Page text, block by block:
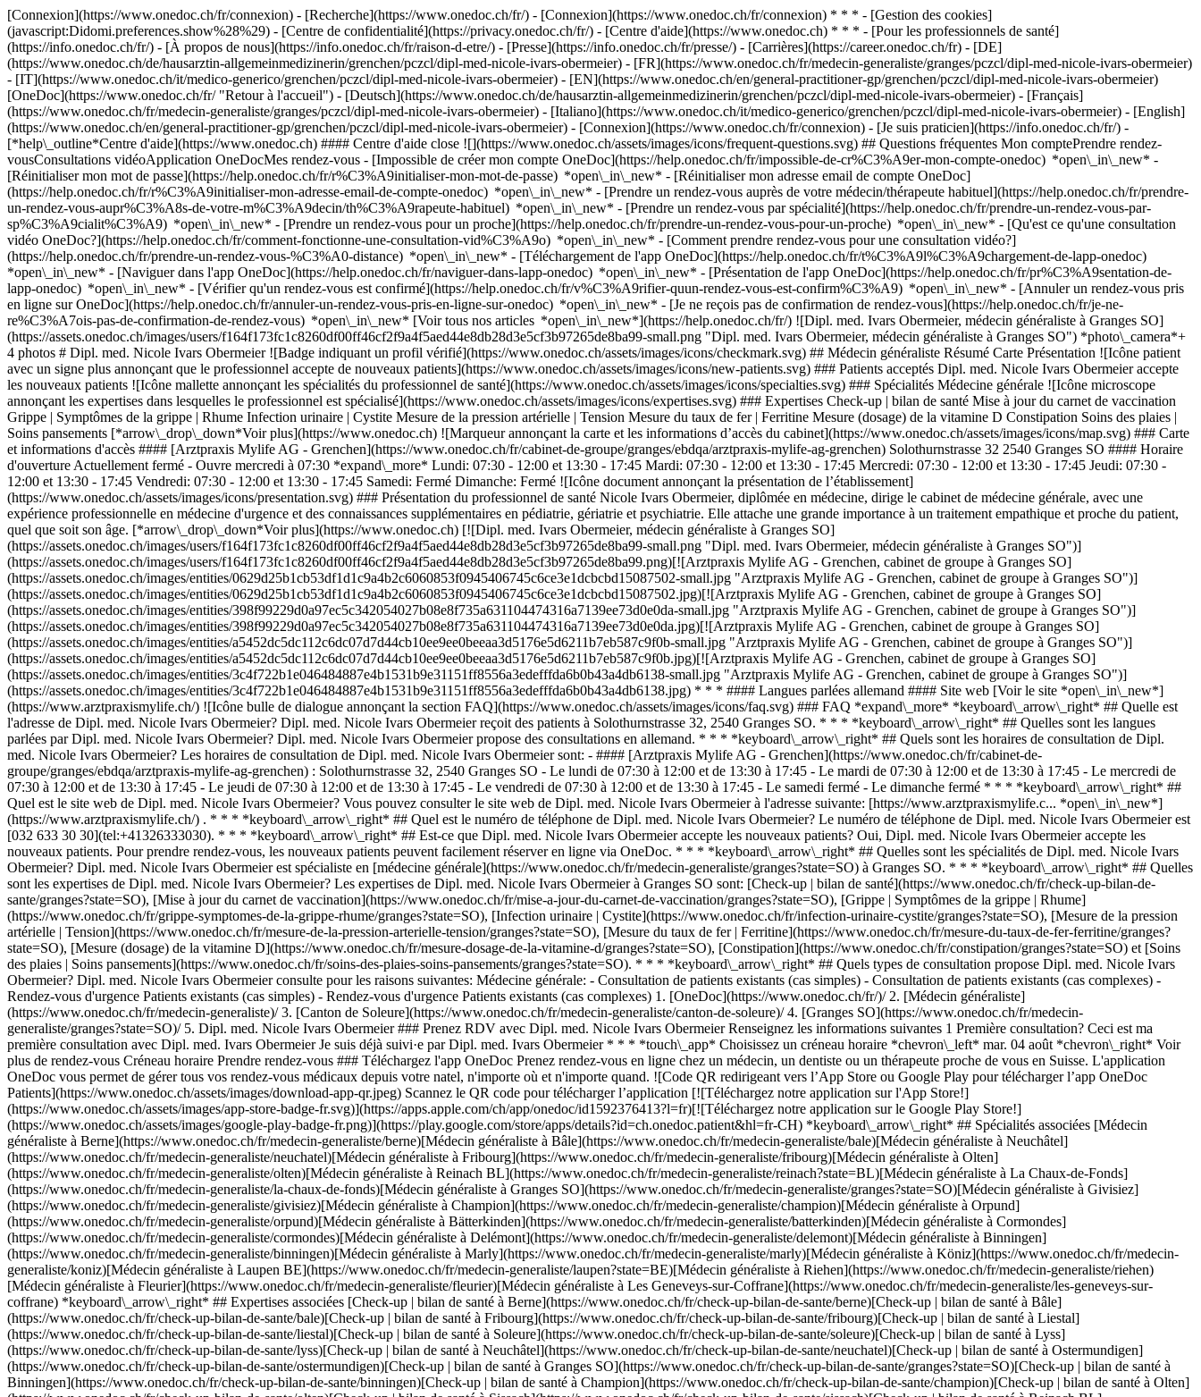
[Connexion](https://www.onedoc.ch/fr/connexion) - [Recherche](https://www.onedoc.ch/fr/) - [Connexion](https://www.onedoc.ch/fr/connexion) * * * - [Gestion des cookies]
(javascript:Didomi.preferences.show%28%29) - [Centre de confidentialité](https://privacy.onedoc.ch/fr/) - [Centre d'aide](https://www.onedoc.ch) * * * - [Pour les professionnels de santé]
(https://info.onedoc.ch/fr/) - [À propos de nous](https://info.onedoc.ch/fr/raison-d-etre/) - [Presse](https://info.onedoc.ch/fr/presse/) - [Carrières](https://career.onedoc.ch/fr) - [DE]
(https://www.onedoc.ch/de/hausarztin-allgemeinmedizinerin/grenchen/pczcl/dipl-med-nicole-ivars-obermeier) - [FR](https://www.onedoc.ch/fr/medecin-generaliste/granges/pczcl/dipl-med-nicole-ivars-obermeier)
- [IT](https://www.onedoc.ch/it/medico-generico/grenchen/pczcl/dipl-med-nicole-ivars-obermeier) - [EN](https://www.onedoc.ch/en/general-practitioner-gp/grenchen/pczcl/dipl-med-nicole-ivars-obermeier)
[OneDoc](https://www.onedoc.ch/fr/ "Retour à l'accueil") - [Deutsch](https://www.onedoc.ch/de/hausarztin-allgemeinmedizinerin/grenchen/pczcl/dipl-med-nicole-ivars-obermeier) - [Français]
(https://www.onedoc.ch/fr/medecin-generaliste/granges/pczcl/dipl-med-nicole-ivars-obermeier) - [Italiano](https://www.onedoc.ch/it/medico-generico/grenchen/pczcl/dipl-med-nicole-ivars-obermeier) - [English]
(https://www.onedoc.ch/en/general-practitioner-gp/grenchen/pczcl/dipl-med-nicole-ivars-obermeier) - [Connexion](https://www.onedoc.ch/fr/connexion) - [Je suis praticien](https://info.onedoc.ch/fr/) -
[*help\_outline*Centre d'aide](https://www.onedoc.ch) #### Centre d'aide close ![](https://www.onedoc.ch/assets/images/icons/frequent-questions.svg) ## Questions fréquentes Mon comptePrendre rendez-
vousConsultations vidéoApplication OneDocMes rendez-vous - [Impossible de créer mon compte OneDoc](https://help.onedoc.ch/fr/impossible-de-cr%C3%A9er-mon-compte-onedoc) *open\_in\_new* -
[Réinitialiser mon mot de passe](https://help.onedoc.ch/fr/r%C3%A9initialiser-mon-mot-de-passe) *open\_in\_new* - [Réinitialiser mon adresse email de compte OneDoc]
(https://help.onedoc.ch/fr/r%C3%A9initialiser-mon-adresse-email-de-compte-onedoc) *open\_in\_new* - [Prendre un rendez-vous auprès de votre médecin/thérapeute habituel](https://help.onedoc.ch/fr/prendre-
un-rendez-vous-aupr%C3%A8s-de-votre-m%C3%A9decin/th%C3%A9rapeute-habituel) *open\_in\_new* - [Prendre un rendez-vous par spécialité](https://help.onedoc.ch/fr/prendre-un-rendez-vous-par-
sp%C3%A9cialit%C3%A9) *open\_in\_new* - [Prendre un rendez-vous pour un proche](https://help.onedoc.ch/fr/prendre-un-rendez-vous-pour-un-proche) *open\_in\_new* - [Qu'est ce qu'une consultation
vidéo OneDoc?](https://help.onedoc.ch/fr/comment-fonctionne-une-consultation-vid%C3%A9o) *open\_in\_new* - [Comment prendre rendez-vous pour une consultation vidéo?]
(https://help.onedoc.ch/fr/prendre-un-rendez-vous-%C3%A0-distance) *open\_in\_new* - [Téléchargement de l'app OneDoc](https://help.onedoc.ch/fr/t%C3%A9l%C3%A9chargement-de-lapp-onedoc)
*open\_in\_new* - [Naviguer dans l'app OneDoc](https://help.onedoc.ch/fr/naviguer-dans-lapp-onedoc) *open\_in\_new* - [Présentation de l'app OneDoc](https://help.onedoc.ch/fr/pr%C3%A9sentation-de-
lapp-onedoc) *open\_in\_new* - [Vérifier qu'un rendez-vous est confirmé](https://help.onedoc.ch/fr/v%C3%A9rifier-quun-rendez-vous-est-confirm%C3%A9) *open\_in\_new* - [Annuler un rendez-vous pris
en ligne sur OneDoc](https://help.onedoc.ch/fr/annuler-un-rendez-vous-pris-en-ligne-sur-onedoc) *open\_in\_new* - [Je ne reçois pas de confirmation de rendez-vous](https://help.onedoc.ch/fr/je-ne-
re%C3%A7ois-pas-de-confirmation-de-rendez-vous) *open\_in\_new* [Voir tous nos articles *open\_in\_new*](https://help.onedoc.ch/fr/) ![Dipl. med. Ivars Obermeier, médecin généraliste à Granges SO]
(https://assets.onedoc.ch/images/users/f164f173fc1c8260df00ff46cf2f9a4f5aed44e8db28d3e5cf3b97265de8ba99-small.png "Dipl. med. Ivars Obermeier, médecin généraliste à Granges SO") *photo\_camera*+
4 photos # Dipl. med. Nicole Ivars Obermeier ![Badge indiquant un profil vérifié](https://www.onedoc.ch/assets/images/icons/checkmark.svg) ## Médecin généraliste Résumé Carte Présentation ![Icône patient
avec un signe plus annonçant que le professionnel accepte de nouveaux patients](https://www.onedoc.ch/assets/images/icons/new-patients.svg) ### Patients acceptés Dipl. med. Nicole Ivars Obermeier accepte
les nouveaux patients ![Icône mallette annonçant les spécialités du professionnel de santé](https://www.onedoc.ch/assets/images/icons/specialties.svg) ### Spécialités Médecine générale ![Icône microscope
annonçant les expertises dans lesquelles le professionnel est spécialisé](https://www.onedoc.ch/assets/images/icons/expertises.svg) ### Expertises Check-up | bilan de santé Mise à jour du carnet de vaccination
Grippe | Symptômes de la grippe | Rhume Infection urinaire | Cystite Mesure de la pression artérielle | Tension Mesure du taux de fer | Ferritine Mesure (dosage) de la vitamine D Constipation Soins des plaies |
Soins pansements [*arrow\_drop\_down*Voir plus](https://www.onedoc.ch) ![Marqueur annonçant la carte et les informations d’accès du cabinet](https://www.onedoc.ch/assets/images/icons/map.svg) ### Carte
et informations d'accès #### [Arztpraxis Mylife AG - Grenchen](https://www.onedoc.ch/fr/cabinet-de-groupe/granges/ebdqa/arztpraxis-mylife-ag-grenchen) Solothurnstrasse 32 2540 Granges SO #### Horaire
d'ouverture Actuellement fermé - Ouvre mercredi à 07:30 *expand\_more* Lundi: 07:30 - 12:00 et 13:30 - 17:45 Mardi: 07:30 - 12:00 et 13:30 - 17:45 Mercredi: 07:30 - 12:00 et 13:30 - 17:45 Jeudi: 07:30 -
12:00 et 13:30 - 17:45 Vendredi: 07:30 - 12:00 et 13:30 - 17:45 Samedi: Fermé Dimanche: Fermé ![Icône document annonçant la présentation de l’établissement]
(https://www.onedoc.ch/assets/images/icons/presentation.svg) ### Présentation du professionnel de santé Nicole Ivars Obermeier, diplômée en médecine, dirige le cabinet de médecine générale, avec une
expérience professionnelle en médecine d'urgence et des connaissances supplémentaires en pédiatrie, gériatrie et psychiatrie. Elle attache une grande importance à un traitement empathique et proche du patient,
quel que soit son âge. [*arrow\_drop\_down*Voir plus](https://www.onedoc.ch) [![Dipl. med. Ivars Obermeier, médecin généraliste à Granges SO]
(https://assets.onedoc.ch/images/users/f164f173fc1c8260df00ff46cf2f9a4f5aed44e8db28d3e5cf3b97265de8ba99-small.png "Dipl. med. Ivars Obermeier, médecin généraliste à Granges SO")]
(https://assets.onedoc.ch/images/users/f164f173fc1c8260df00ff46cf2f9a4f5aed44e8db28d3e5cf3b97265de8ba99.png)[![Arztpraxis Mylife AG - Grenchen, cabinet de groupe à Granges SO]
(https://assets.onedoc.ch/images/entities/0629d25b1cb53df1d1c9a4b2c6060853f0945406745c6ce3e1dcbcbd15087502-small.jpg "Arztpraxis Mylife AG - Grenchen, cabinet de groupe à Granges SO")]
(https://assets.onedoc.ch/images/entities/0629d25b1cb53df1d1c9a4b2c6060853f0945406745c6ce3e1dcbcbd15087502.jpg)[![Arztpraxis Mylife AG - Grenchen, cabinet de groupe à Granges SO]
(https://assets.onedoc.ch/images/entities/398f99229d0a97ec5c342054027b08e8f735a631104474316a7139ee73d0e0da-small.jpg "Arztpraxis Mylife AG - Grenchen, cabinet de groupe à Granges SO")]
(https://assets.onedoc.ch/images/entities/398f99229d0a97ec5c342054027b08e8f735a631104474316a7139ee73d0e0da.jpg)[![Arztpraxis Mylife AG - Grenchen, cabinet de groupe à Granges SO]
(https://assets.onedoc.ch/images/entities/a5452dc5dc112c6dc07d7d44cb10ee9ee0beeaa3d5176e5d6211b7eb587c9f0b-small.jpg "Arztpraxis Mylife AG - Grenchen, cabinet de groupe à Granges SO")]
(https://assets.onedoc.ch/images/entities/a5452dc5dc112c6dc07d7d44cb10ee9ee0beeaa3d5176e5d6211b7eb587c9f0b.jpg)[![Arztpraxis Mylife AG - Grenchen, cabinet de groupe à Granges SO]
(https://assets.onedoc.ch/images/entities/3c4f722b1e046484887e4b1531b9e31151ff8556a3edefffda6b0b43a4db6138-small.jpg "Arztpraxis Mylife AG - Grenchen, cabinet de groupe à Granges SO")]
(https://assets.onedoc.ch/images/entities/3c4f722b1e046484887e4b1531b9e31151ff8556a3edefffda6b0b43a4db6138.jpg) * * * #### Langues parlées allemand #### Site web [Voir le site *open\_in\_new*]
(https://www.arztpraxismylife.ch/) ![Icône bulle de dialogue annonçant la section FAQ](https://www.onedoc.ch/assets/images/icons/faq.svg) ### FAQ *expand\_more* *keyboard\_arrow\_right* ## Quelle est
l'adresse de Dipl. med. Nicole Ivars Obermeier? Dipl. med. Nicole Ivars Obermeier reçoit des patients à Solothurnstrasse 32, 2540 Granges SO. * * * *keyboard\_arrow\_right* ## Quelles sont les langues
parlées par Dipl. med. Nicole Ivars Obermeier? Dipl. med. Nicole Ivars Obermeier propose des consultations en allemand. * * * *keyboard\_arrow\_right* ## Quels sont les horaires de consultation de Dipl.
med. Nicole Ivars Obermeier? Les horaires de consultation de Dipl. med. Nicole Ivars Obermeier sont: - #### [Arztpraxis Mylife AG - Grenchen](https://www.onedoc.ch/fr/cabinet-de-
groupe/granges/ebdqa/arztpraxis-mylife-ag-grenchen) : Solothurnstrasse 32, 2540 Granges SO - Le lundi de 07:30 à 12:00 et de 13:30 à 17:45 - Le mardi de 07:30 à 12:00 et de 13:30 à 17:45 - Le mercredi de
07:30 à 12:00 et de 13:30 à 17:45 - Le jeudi de 07:30 à 12:00 et de 13:30 à 17:45 - Le vendredi de 07:30 à 12:00 et de 13:30 à 17:45 - Le samedi fermé - Le dimanche fermé * * * *keyboard\_arrow\_right* ##
Quel est le site web de Dipl. med. Nicole Ivars Obermeier? Vous pouvez consulter le site web de Dipl. med. Nicole Ivars Obermeier à l'adresse suivante: [https://www.arztpraxismylife.c... *open\_in\_new*]
(https://www.arztpraxismylife.ch/) . * * * *keyboard\_arrow\_right* ## Quel est le numéro de téléphone de Dipl. med. Nicole Ivars Obermeier? Le numéro de téléphone de Dipl. med. Nicole Ivars Obermeier est
[032 633 30 30](tel:+41326333030). * * * *keyboard\_arrow\_right* ## Est-ce que Dipl. med. Nicole Ivars Obermeier accepte les nouveaux patients? Oui, Dipl. med. Nicole Ivars Obermeier accepte les
nouveaux patients. Pour prendre rendez-vous, les nouveaux patients peuvent facilement réserver en ligne via OneDoc. * * * *keyboard\_arrow\_right* ## Quelles sont les spécialités de Dipl. med. Nicole Ivars
Obermeier? Dipl. med. Nicole Ivars Obermeier est spécialiste en [médecine générale](https://www.onedoc.ch/fr/medecin-generaliste/granges?state=SO) à Granges SO. * * * *keyboard\_arrow\_right* ## Quelles
sont les expertises de Dipl. med. Nicole Ivars Obermeier? Les expertises de Dipl. med. Nicole Ivars Obermeier à Granges SO sont: [Check-up | bilan de santé](https://www.onedoc.ch/fr/check-up-bilan-de-
sante/granges?state=SO), [Mise à jour du carnet de vaccination](https://www.onedoc.ch/fr/mise-a-jour-du-carnet-de-vaccination/granges?state=SO), [Grippe | Symptômes de la grippe | Rhume]
(https://www.onedoc.ch/fr/grippe-symptomes-de-la-grippe-rhume/granges?state=SO), [Infection urinaire | Cystite](https://www.onedoc.ch/fr/infection-urinaire-cystite/granges?state=SO), [Mesure de la pression
artérielle | Tension](https://www.onedoc.ch/fr/mesure-de-la-pression-arterielle-tension/granges?state=SO), [Mesure du taux de fer | Ferritine](https://www.onedoc.ch/fr/mesure-du-taux-de-fer-ferritine/granges?
state=SO), [Mesure (dosage) de la vitamine D](https://www.onedoc.ch/fr/mesure-dosage-de-la-vitamine-d/granges?state=SO), [Constipation](https://www.onedoc.ch/fr/constipation/granges?state=SO) et [Soins
des plaies | Soins pansements](https://www.onedoc.ch/fr/soins-des-plaies-soins-pansements/granges?state=SO). * * * *keyboard\_arrow\_right* ## Quels types de consultation propose Dipl. med. Nicole Ivars
Obermeier? Dipl. med. Nicole Ivars Obermeier consulte pour les raisons suivantes: Médecine générale: - Consultation de patients existants (cas simples) - Consultation de patients existants (cas complexes) -
Rendez-vous d'urgence Patients existants (cas simples) - Rendez-vous d'urgence Patients existants (cas complexes) 1. [OneDoc](https://www.onedoc.ch/fr/)/ 2. [Médecin généraliste](https://www.onedoc.ch/fr/medecin-generaliste)/ 3. [Canton de Soleure](https://www.onedoc.ch/fr/medecin-generaliste/canton-de-soleure)/ 4. [Granges SO](https://www.onedoc.ch/fr/medecin-generaliste/granges?state=SO)/ 5. Dipl. med. Nicole Ivars Obermeier ### Prenez RDV avec Dipl. med. Nicole Ivars Obermeier Renseignez les informations suivantes 1 Première consultation? Ceci est ma première consultation avec Dipl. med. Ivars Obermeier Je suis déjà suivi·e par Dipl. med. Ivars Obermeier * * * *touch\_app* Choisissez un créneau horaire *chevron\_left* mar. 04 août *chevron\_right* Voir plus de rendez-vous Créneau horaire Prendre rendez-vous ### Téléchargez l'app OneDoc Prenez rendez-vous en ligne chez un médecin, un dentiste ou un thérapeute proche de vous en Suisse. L'application OneDoc vous permet de gérer tous vos rendez-vous médicaux depuis votre natel, n'importe où et n'importe quand. ![Code QR redirigeant vers l’App Store ou Google Play pour télécharger l’app OneDoc Patients](https://www.onedoc.ch/assets/images/download-app-qr.jpeg) Scannez le QR code pour télécharger l’application [![Téléchargez notre application sur l'App Store!](https://www.onedoc.ch/assets/images/app-store-badge-fr.svg)](https://apps.apple.com/ch/app/onedoc/id1592376413?l=fr)[![Téléchargez notre application sur le Google Play Store!](https://www.onedoc.ch/assets/images/google-play-badge-fr.png)](https://play.google.com/store/apps/details?id=ch.onedoc.patient&hl=fr-CH) *keyboard\_arrow\_right* ## Spécialités associées [Médecin généraliste à Berne](https://www.onedoc.ch/fr/medecin-generaliste/berne)[Médecin généraliste à Bâle](https://www.onedoc.ch/fr/medecin-generaliste/bale)[Médecin généraliste à Neuchâtel](https://www.onedoc.ch/fr/medecin-generaliste/neuchatel)[Médecin généraliste à Fribourg](https://www.onedoc.ch/fr/medecin-generaliste/fribourg)[Médecin généraliste à Olten](https://www.onedoc.ch/fr/medecin-generaliste/olten)[Médecin généraliste à Reinach BL](https://www.onedoc.ch/fr/medecin-generaliste/reinach?state=BL)[Médecin généraliste à La Chaux-de-Fonds](https://www.onedoc.ch/fr/medecin-generaliste/la-chaux-de-fonds)[Médecin généraliste à Granges SO](https://www.onedoc.ch/fr/medecin-generaliste/granges?state=SO)[Médecin généraliste à Givisiez](https://www.onedoc.ch/fr/medecin-generaliste/givisiez)[Médecin généraliste à Champion](https://www.onedoc.ch/fr/medecin-generaliste/champion)[Médecin généraliste à Orpund](https://www.onedoc.ch/fr/medecin-generaliste/orpund)[Médecin généraliste à Bätterkinden](https://www.onedoc.ch/fr/medecin-generaliste/batterkinden)[Médecin généraliste à Cormondes](https://www.onedoc.ch/fr/medecin-generaliste/cormondes)[Médecin généraliste à Delémont](https://www.onedoc.ch/fr/medecin-generaliste/delemont)[Médecin généraliste à Binningen](https://www.onedoc.ch/fr/medecin-generaliste/binningen)[Médecin généraliste à Marly](https://www.onedoc.ch/fr/medecin-generaliste/marly)[Médecin généraliste à Köniz](https://www.onedoc.ch/fr/medecin-generaliste/koniz)[Médecin généraliste à Laupen BE](https://www.onedoc.ch/fr/medecin-generaliste/laupen?state=BE)[Médecin généraliste à Riehen](https://www.onedoc.ch/fr/medecin-generaliste/riehen)[Médecin généraliste à Fleurier](https://www.onedoc.ch/fr/medecin-generaliste/fleurier)[Médecin généraliste à Les Geneveys-sur-Coffrane](https://www.onedoc.ch/fr/medecin-generaliste/les-geneveys-sur-coffrane) *keyboard\_arrow\_right* ## Expertises associées [Check-up | bilan de santé à Berne](https://www.onedoc.ch/fr/check-up-bilan-de-sante/berne)[Check-up | bilan de santé à Bâle](https://www.onedoc.ch/fr/check-up-bilan-de-sante/bale)[Check-up | bilan de santé à Fribourg](https://www.onedoc.ch/fr/check-up-bilan-de-sante/fribourg)[Check-up | bilan de santé à Liestal](https://www.onedoc.ch/fr/check-up-bilan-de-sante/liestal)[Check-up | bilan de santé à Soleure](https://www.onedoc.ch/fr/check-up-bilan-de-sante/soleure)[Check-up | bilan de santé à Lyss](https://www.onedoc.ch/fr/check-up-bilan-de-sante/lyss)[Check-up | bilan de santé à Neuchâtel](https://www.onedoc.ch/fr/check-up-bilan-de-sante/neuchatel)[Check-up | bilan de santé à Ostermundigen](https://www.onedoc.ch/fr/check-up-bilan-de-sante/ostermundigen)[Check-up | bilan de santé à Granges SO](https://www.onedoc.ch/fr/check-up-bilan-de-sante/granges?state=SO)[Check-up | bilan de santé à Binningen](https://www.onedoc.ch/fr/check-up-bilan-de-sante/binningen)[Check-up | bilan de santé à Champion](https://www.onedoc.ch/fr/check-up-bilan-de-sante/champion)[Check-up | bilan de santé à Olten](https://www.onedoc.ch/fr/check-up-bilan-de-sante/olten)[Check-up | bilan de santé à Sissach](https://www.onedoc.ch/fr/check-up-bilan-de-sante/sissach)[Check-up | bilan de santé à Reinach BL](https://www.onedoc.ch/fr/check-up-bilan-de-sante/reinach?state=BL)[Check-up | bilan de santé à Belp](https://www.onedoc.ch/fr/check-up-bilan-de-sante/belp)[Check-up | bilan de santé à Bätterkinden](https://www.onedoc.ch/fr/check-up-bilan-de-sante/batterkinden)[Check-up | bilan de santé à Cormondes](https://www.onedoc.ch/fr/check-up-bilan-de-sante/cormondes)[Check-up | bilan de santé à La Chaux-de-Fonds](https://www.onedoc.ch/fr/check-up-bilan-de-sante/la-chaux-de-fonds)[Check-up | bilan de santé à Orpund](https://www.onedoc.ch/fr/check-up-bilan-de-sante/orpund)[Check-up | bilan de santé à Laupen BE](https://www.onedoc.ch/fr/check-up-bilan-de-sante/laupen?state=BE)[Check-up | bilan de santé à Les Geneveys-sur-Coffrane](https://www.onedoc.ch/fr/check-up-bilan-de-sante/les-geneveys-sur-coffrane) *keyboard\_arrow\_right* ## Recherches fréquentes [Physiothérapeute à Bâle](https://www.onedoc.ch/fr/physiotherapeute/bale)[Médecin généraliste à Berne](https://www.onedoc.ch/fr/medecin-generaliste/berne)[Gynécologue obstétricien à Berne](https://www.onedoc.ch/fr/gynecologue-obstetricien/berne)[Physiothérapeute à Berne](https://www.onedoc.ch/fr/physiotherapeute/berne)[Ophtalmologue à Berne](https://www.onedoc.ch/fr/ophtalmologue/berne)[Spécialiste en médecine interne générale à Berne](https://www.onedoc.ch/fr/specialiste-en-medecine-interne-generale/berne)[Ostéopathe à Fribourg](https://www.onedoc.ch/fr/osteopathe/fribourg)[Spécialiste en médecine interne générale à Bâle](https://www.onedoc.ch/fr/specialiste-en-medecine-interne-generale/bale)[Médecin généraliste à Bâle](https://www.onedoc.ch/fr/medecin-generaliste/bale)[Médecin généraliste à Neuchâtel](https://www.onedoc.ch/fr/medecin-generaliste/neuchatel)[Chirurgien orthopédiste à Berne](https://www.onedoc.ch/fr/chirurgien-orthopediste/berne)[Masseur médical à Berne](https://www.onedoc.ch/fr/masseur-medical/berne)[Masseur classique à Fribourg](https://www.onedoc.ch/fr/masseur-classique/fribourg)[Médecin-dentiste à Berne](https://www.onedoc.ch/fr/medecin-dentiste/berne)[Physiothérapeute à Fribourg](https://www.onedoc.ch/fr/physiotherapeute/fribourg)[Hygiéniste dentaire à Berne](https://www.onedoc.ch/fr/hygieniste-dentaire/berne)[Médecin généraliste à Fribourg](https://www.onedoc.ch/fr/medecin-generaliste/fribourg)[Réflexologue à Fribourg](https://www.onedoc.ch/fr/reflexologue/fribourg)[Centre de vaccination à Bâle](https://www.onedoc.ch/fr/centre-de-vaccination/bale)[Dermatologue à Bâle](https://www.onedoc.ch/fr/dermatologue/bale)[Masseur classique à Berne](https://www.onedoc.ch/fr/masseur-classique/berne) *keyboard\_arrow\_right* ## Annuaire des professionnels de santé suisses [Liste des praticiens](https://www.onedoc.ch/fr/annuaire) [A](https://www.onedoc.ch/fr/annuaire/A) [B](https://www.onedoc.ch/fr/annuaire/B) [C](https://www.onedoc.ch/fr/annuaire/C) [D](https://www.onedoc.ch/fr/annuaire/D) [E](https://www.onedoc.ch/fr/annuaire/E) [F](https://www.onedoc.ch/fr/annuaire/F) [G](https://www.onedoc.ch/fr/annuaire/G) [H](https://www.onedoc.ch/fr/annuaire/H) [I](https://www.onedoc.ch/fr/annuaire/I) [J](https://www.onedoc.ch/fr/annuaire/J) [K](https://www.onedoc.ch/fr/annuaire/K) [L](https://www.onedoc.ch/fr/annuaire/L) [M](https://www.onedoc.ch/fr/annuaire/M) [N](https://www.onedoc.ch/fr/annuaire/N) [O](https://www.onedoc.ch/fr/annuaire/O) [P](https://www.onedoc.ch/fr/annuaire/P) [Q](https://www.onedoc.ch/fr/annuaire/Q) [R](https://www.onedoc.ch/fr/annuaire/R) [S](https://www.onedoc.ch/fr/annuaire/S) [T](https://www.onedoc.ch/fr/annuaire/T) [U](https://www.onedoc.ch/fr/annuaire/U) [V](https://www.onedoc.ch/fr/annuaire/V) [W](https://www.onedoc.ch/fr/annuaire/W) [X](https://www.onedoc.ch/fr/annuaire/X) [Y](https://www.onedoc.ch/fr/annuaire/Y) [Z](https://www.onedoc.ch/fr/annuaire/Z) ## OneDoc [Pour les professionnels de santé](https://info.onedoc.ch/fr/) [À propos de nous](https://info.onedoc.ch/fr/raison-d-etre/) [Presse](https://info.onedoc.ch/fr/presse/) [Carrières](https://career.onedoc.ch/fr) [Centre de confidentialité](https://privacy.onedoc.ch/fr/) [Gestion des cookies](javascript:Didomi.preferences.show%28%29) [Centre d'aide](https://help.onedoc.ch/fr/) ## Langues [Deutsch](https://www.onedoc.ch/de/hausarztin-allgemeinmedizinerin/grenchen/pczcl/dipl-med-nicole-ivars-obermeier) [Français](https://www.onedoc.ch/fr/medecin-generaliste/granges/pczcl/dipl-med-nicole-ivars-obermeier) [Italiano](https://www.onedoc.ch/it/medico-generico/grenchen/pczcl/dipl-med-nicole-ivars-obermeier) [English](https://www.onedoc.ch/en/general-practitioner-gp/grenchen/pczcl/dipl-med-nicole-ivars-obermeier) ## Spécialités associées [Médecin généraliste à Berne](https://www.onedoc.ch/fr/medecin-generaliste/berne) [Médecin généraliste à Bâle](https://www.onedoc.ch/fr/medecin-generaliste/bale) [Médecin généraliste à Neuchâtel](https://www.onedoc.ch/fr/medecin-generaliste/neuchatel) [Médecin généraliste à Fribourg](https://www.onedoc.ch/fr/medecin-generaliste/fribourg) [Médecin généraliste à Olten](https://www.onedoc.ch/fr/medecin-generaliste/olten) [Médecin généraliste à Reinach BL](https://www.onedoc.ch/fr/